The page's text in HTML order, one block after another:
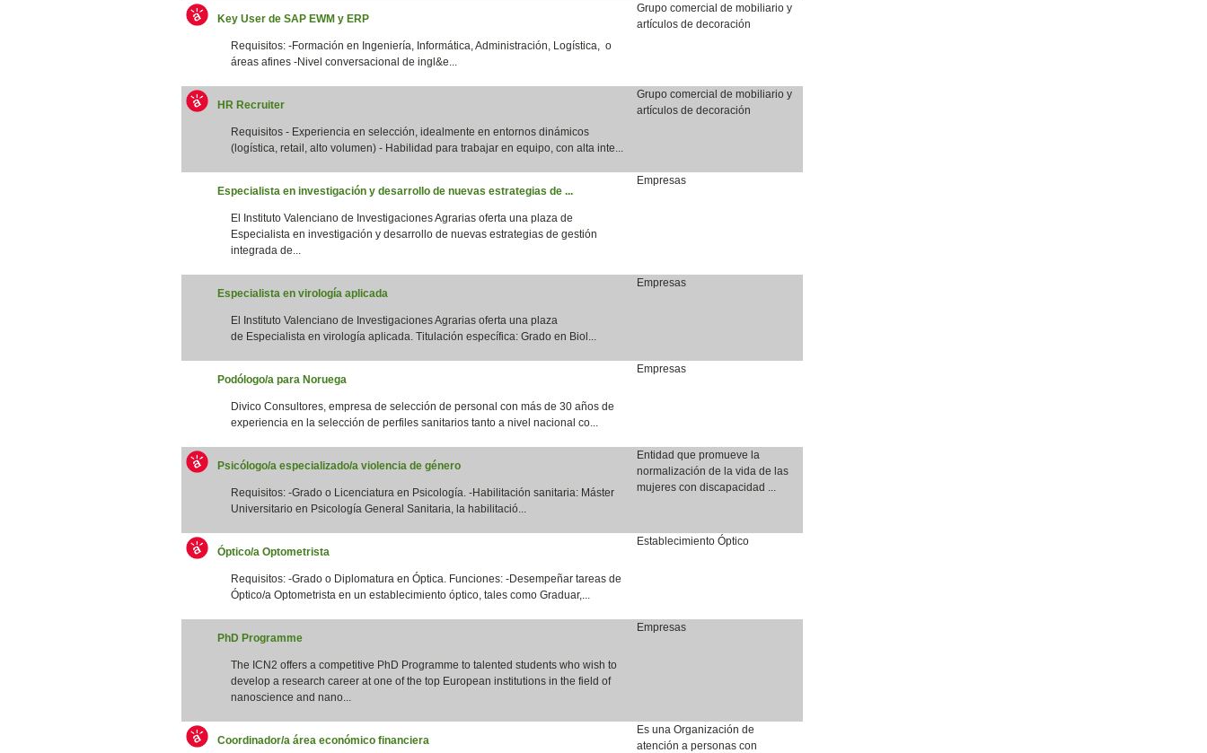
Key User de SAP EWM y ERP
Requisitos: -Formación en Ingeniería, Informática, Administración, Logística, o
áreas afines -Nivel conversacional de ingl&e...
Grupo comercial de mobiliario y
artículos de decoración
HR Recruiter
Requisitos - Experiencia en selección, idealmente en entornos dinámicos
(logística, retail, alto volumen) - Habilidad para trabajar en equipo, con alta inte...
Grupo comercial de mobiliario y
artículos de decoración
Especialista en investigación y desarrollo de nuevas estrategias de ...
El Instituto Valenciano de Investigaciones Agrarias oferta una plaza de
Especialista en investigación y desarrollo de nuevas estrategias de gestión
integrada de...
Empresas
Especialista en virología aplicada
El Instituto Valenciano de Investigaciones Agrarias oferta una plaza
de Especialista en virología aplicada. Titulación específica: Grado en Biol...
Empresas
Podólogo/a para Noruega
Divico Consultores, empresa de selección de personal con más de 30 años de
experiencia en la selección de perfiles sanitarios tanto a nivel nacional co...
Empresas
Psicólogo/a especializado/a violencia de género
Requisitos: -Grado o Licenciatura en Psicología. -Habilitación sanitaria: Máster
Universitario en Psicología General Sanitaria, la habilitació...
Entidad que promueve la
normalización de la vida de las
mujeres con discapacidad ...
Óptico/a Optometrista
Requisitos: -Grado o Diplomatura en Óptica. Funciones: -Desempeñar tareas de
Óptico/a Optometrista en un establecimiento óptico, tales como Graduar,...
Establecimiento Óptico
PhD Programme
The ICN2 offers a competitive PhD Programme to talented students who wish to
develop a research career at one of the top European institutions in the field of
nanoscience and nano...
Empresas
Coordinador/a área económico financiera
Es una Organización de
atención a personas con